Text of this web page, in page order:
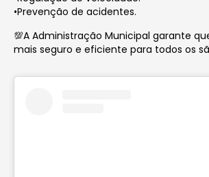
•Prevenção de acidentes.
💯A Administração Municipal garante
mais seguro e eficiente para todos os